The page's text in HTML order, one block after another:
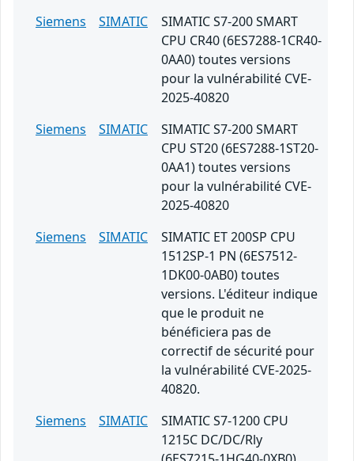
Siemens
SIMATIC
SIMATIC S7-200 SMART
CPU CR40 (6ES7288-1CR40-
0AA0) toutes versions
pour la vulnérabilité CVE-
2025-40820
Siemens
SIMATIC
SIMATIC S7-200 SMART
CPU ST20 (6ES7288-1ST20-
0AA1) toutes versions
pour la vulnérabilité CVE-
2025-40820
Siemens
SIMATIC
SIMATIC ET 200SP CPU
1512SP-1 PN (6ES7512-
1DK00-0AB0) toutes
versions. L'éditeur indique
que le produit ne
bénéficiera pas de
correctif de sécurité pour
la vulnérabilité CVE-2025-
40820.
Siemens
SIMATIC
SIMATIC S7-1200 CPU
1215C DC/DC/Rly